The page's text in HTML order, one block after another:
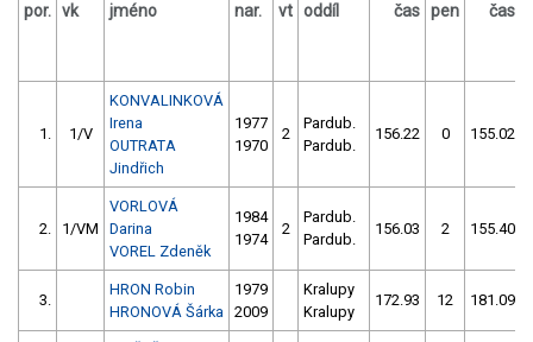
por. vk jméno nar. vt oddíl čas pen čas
1. 1/V
KONVALINKOVÁ
Irena
OUTRATA
Jindřich
1977
1970
2
Pardub.
Pardub.
156.22 0 155.02
2. 1/VM
VORLOVÁ
Darina
VOREL Zdeněk
1984
1974
2
Pardub.
Pardub.
156.03 2 155.40
3.
HRON Robin
HRONOVÁ Šárka
1979
2009
Kralupy
Kralupy
172.93 12 181.09